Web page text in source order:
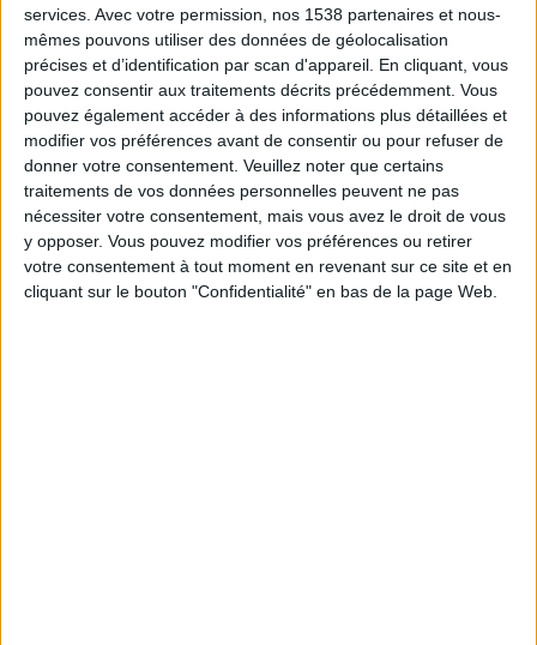
services. Avec votre permission, nos 1538 partenaires et nous-
mêmes pouvons utiliser des données de géolocalisation
précises et d’identification par scan d'appareil. En cliquant, vous
pouvez consentir aux traitements décrits précédemment. Vous
pouvez également accéder à des informations plus détaillées et
modifier vos préférences avant de consentir ou pour refuser de
donner votre consentement. Veuillez noter que certains
traitements de vos données personnelles peuvent ne pas
nécessiter votre consentement, mais vous avez le droit de vous
y opposer. Vous pouvez modifier vos préférences ou retirer
votre consentement à tout moment en revenant sur ce site et en
cliquant sur le bouton "Confidentialité" en bas de la page Web.
La règle N°1 pour maigrir : le déficit calorique